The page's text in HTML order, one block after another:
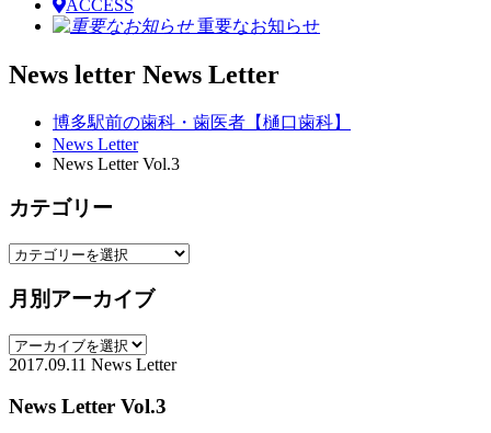
ACCESS
重要なお知らせ
News letter News Letter
博多駅前の歯科・歯医者【樋口歯科】
News Letter
News Letter Vol.3
カテゴリー
月別アーカイブ
2017.09.11 News Letter
News Letter Vol.3